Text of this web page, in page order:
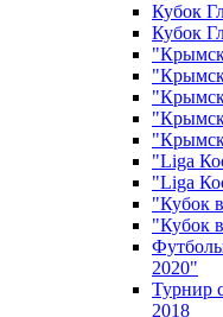
Кубок
Кубок
"Liga
"Liga
"Кубок
"Кубок
2020"
Турнир
2018